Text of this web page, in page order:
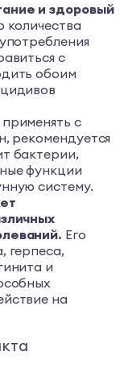
и здоровый
количества
с
обоим
с
рекомендуется
бактерии,
функции
систему.
Его
герпеса,
и
на